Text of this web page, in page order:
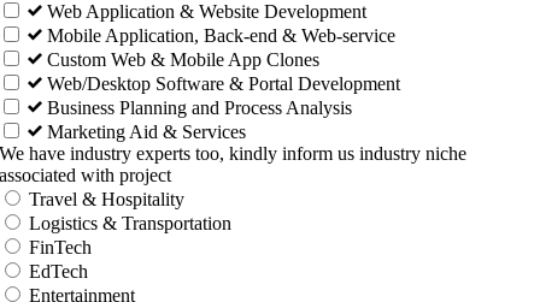
Web Application & Website Development
Mobile Application, Back-end & Web-service
Custom Web & Mobile App Clones
Web/Desktop Software & Portal Development
Business Planning and Process Analysis
Marketing Aid & Services
We have industry experts too, kindly inform us industry niche
associated with project
Travel & Hospitality
Logistics & Transportation
FinTech
EdTech
Entertainment